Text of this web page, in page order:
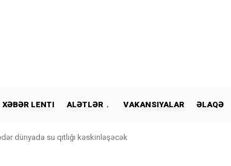
XƏBƏR LENTI ALƏTLƏR VAKANSIYALAR ƏLAQƏ
dünyada su qıtlığı kəskinləşəcək